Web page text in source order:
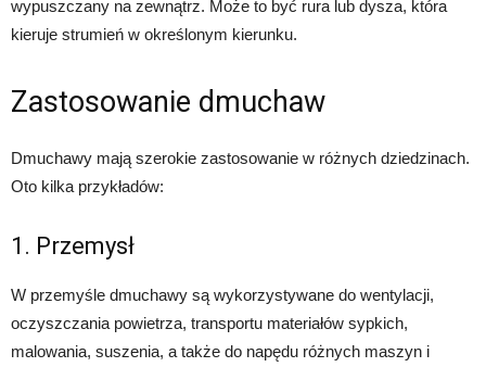
wypuszczany na zewnątrz. Może to być rura lub dysza, która
kieruje strumień w określonym kierunku.
Zastosowanie dmuchaw
Dmuchawy mają szerokie zastosowanie w różnych dziedzinach.
Oto kilka przykładów:
1. Przemysł
W przemyśle dmuchawy są wykorzystywane do wentylacji,
oczyszczania powietrza, transportu materiałów sypkich,
malowania, suszenia, a także do napędu różnych maszyn i